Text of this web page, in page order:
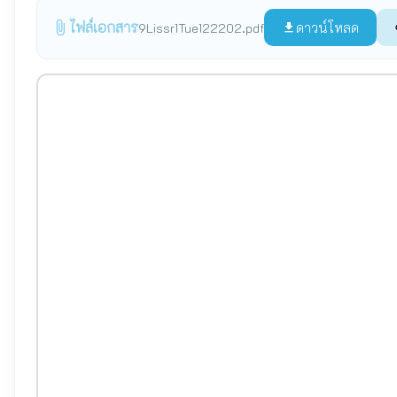
attach_file ไฟล์เอกสาร9Lissr1Tue122202.pdf file_download ดาวน์โหลด